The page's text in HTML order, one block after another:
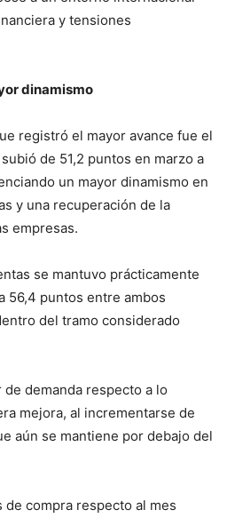
y tensiones
dinamismo
registró el mayor avance fue el
de 51,2 puntos en marzo a
un mayor dinamismo en
y una recuperación de la
empresas.
se mantuvo prácticamente
56,4 puntos entre ambos
del tramo considerado
demanda respecto a lo
mejora, al incrementarse de
aún se mantiene por debajo del
de compra respecto al mes